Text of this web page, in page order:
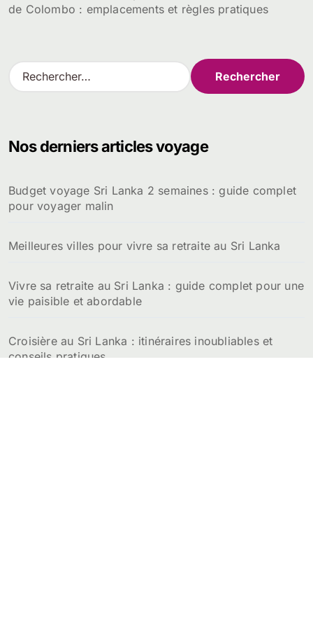
de Colombo : emplacements et règles pratiques
R
e
r
e
r
Nos derniers articles voyage
Budget voyage Sri Lanka 2 semaines : guide complet
pour voyager malin
Meilleures villes pour vivre sa retraite au Sri Lanka
Vivre sa retraite au Sri Lanka : guide complet pour une
vie paisible et abordable
Croisière au Sri Lanka : itinéraires inoubliables et
conseils pratiques